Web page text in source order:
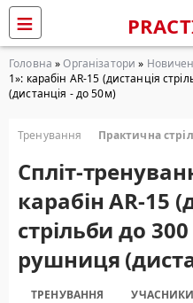
Головна »Організатори »
1»: карабін AR-15 (дистанція
(дистанція - до 50м)
Тренування Практична
Cпліт-
карабін AR-15
стрільби до
рушниця
ТРЕНУВАННЯ УЧАСНИКИ